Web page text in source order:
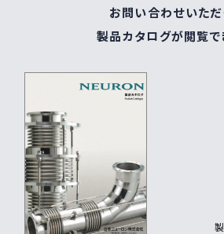
お問い合わせいただ
製品カタログが閲覧で